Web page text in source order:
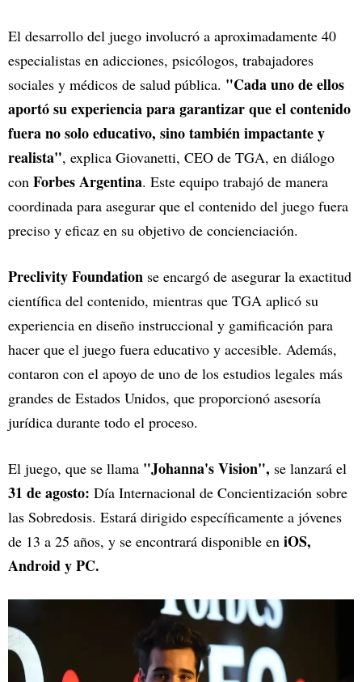
El desarrollo del juego involucró a aproximadamente 40
especialistas en adicciones, psicólogos, trabajadores
sociales y médicos de salud pública. "Cada uno de ellos
aportó su experiencia para garantizar que el contenido
fuera no solo educativo, sino también impactante y
realista", explica Giovanetti, CEO de TGA, en diálogo
con Forbes Argentina. Este equipo trabajó de manera
coordinada para asegurar que el contenido del juego fuera
preciso y eficaz en su objetivo de concienciación.
Preclivity Foundation se encargó de asegurar la exactitud
científica del contenido, mientras que TGA aplicó su
experiencia en diseño instruccional y gamificación para
hacer que el juego fuera educativo y accesible. Además,
contaron con el apoyo de uno de los estudios legales más
grandes de Estados Unidos, que proporcionó asesoría
jurídica durante todo el proceso.
El juego, que se llama "Johanna's Vision", se lanzará el
31 de agosto: Día Internacional de Concientización sobre
las Sobredosis. Estará dirigido específicamente a jóvenes
de 13 a 25 años, y se encontrará disponible en iOS,
Android y PC.